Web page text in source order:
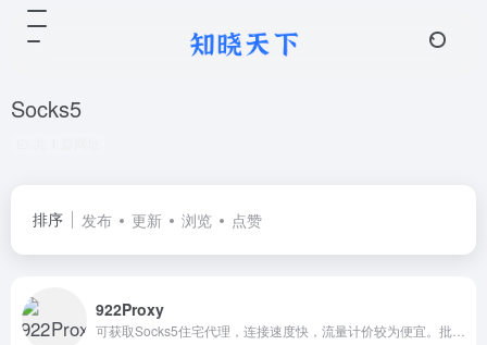
Socks5
排序 发布 更新 浏览 点赞
922Proxy